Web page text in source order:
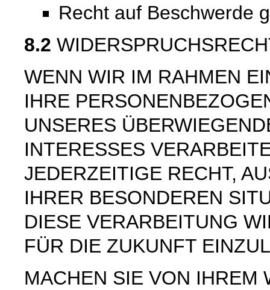
Recht auf Beschwerde
8.2
WENN WIR IM RAHMEN
IHRE
UNSERES
INTERESSES
JEDERZEITIGE RECHT,
IHRER BESONDEREN
DIESE VERARBEITUNG
FÜR DIE ZUKUNFT
MACHEN SIE VON IHREM